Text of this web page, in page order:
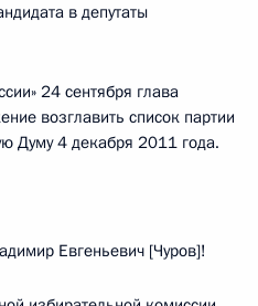
в депутаты
24 сентября глава
возглавить список партии
Думу 4 декабря 2011 года.
Евгеньевич [Чуров]!